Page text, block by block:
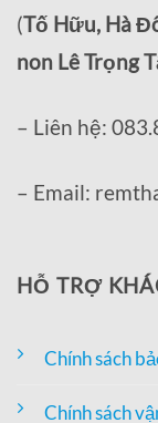
(Tố Hữu, Hà
non Lê Trọng
– Liên hệ:
– Email:
HỖ TRỢ
Chính sách
Chính sách